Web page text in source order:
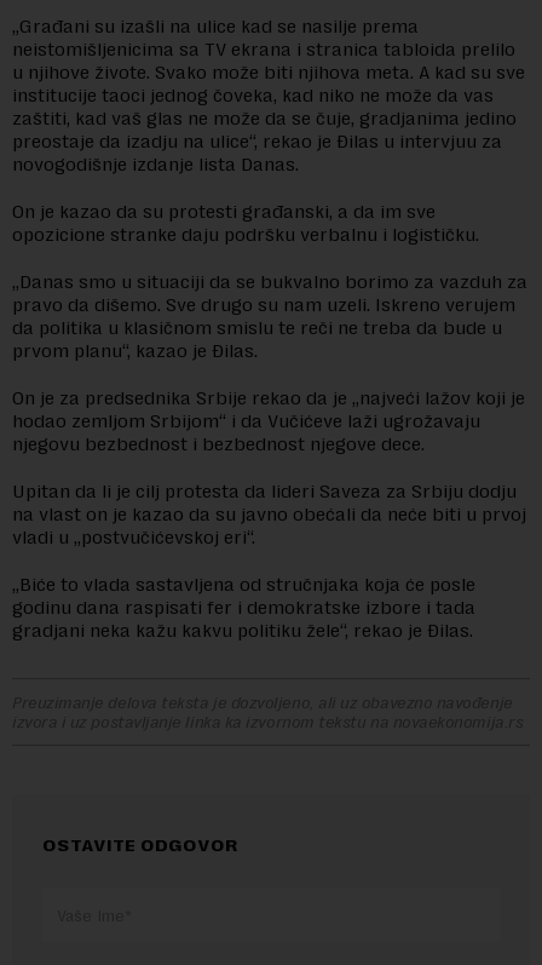
„Građani su izašli na ulice kad se nasilje prema
neistomišljenicima sa TV ekrana i stranica tabloida prelilo
u njihove živote. Svako može biti njihova meta. A kad su sve
institucije taoci jednog čoveka, kad niko ne može da vas
zaštiti, kad vaš glas ne može da se čuje, gradjanima jedino
preostaje da izadju na ulice“, rekao je Đilas u intervjuu za
novogodišnje izdanje lista Danas.
On je kazao da su protesti građanski, a da im sve
opozicione stranke daju podršku verbalnu i logističku.
„Danas smo u situaciji da se bukvalno borimo za vazduh za
pravo da dišemo. Sve drugo su nam uzeli. Iskreno verujem
da politika u klasičnom smislu te reči ne treba da bude u
prvom planu“, kazao je Đilas.
On je za predsednika Srbije rekao da je „najveći lažov koji je
hodao zemljom Srbijom“ i da Vučićeve laži ugrožavaju
njegovu bezbednost i bezbednost njegove dece.
Upitan da li je cilj protesta da lideri Saveza za Srbiju dodju
na vlast on je kazao da su javno obećali da neće biti u prvoj
vladi u „postvučićevskoj eri“.
„Biće to vlada sastavljena od stručnjaka koja će posle
godinu dana raspisati fer i demokratske izbore i tada
gradjani neka kažu kakvu politiku žele“, rekao je Đilas.
Preuzimanje delova teksta je dozvoljeno, ali uz obavezno navođenje
izvora i uz postavljanje linka ka izvornom tekstu na novaekonomija.rs
OSTAVITE ODGOVOR